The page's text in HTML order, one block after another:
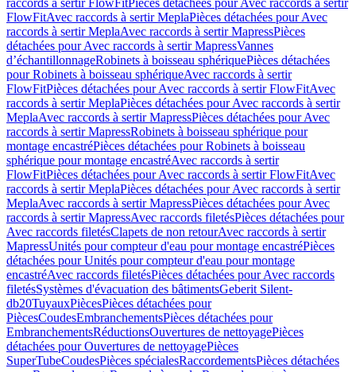
raccords à sertir FlowFitPièces détachées pour Avec raccords à sertir
FlowFitAvec raccords à sertir MeplaPièces détachées pour Avec
raccords à sertir MeplaAvec raccords à sertir MapressPièces
détachées pour Avec raccords à sertir MapressVannes
d’échantillonnageRobinets à boisseau sphériquePièces détachées
pour Robinets à boisseau sphériqueAvec raccords à sertir
FlowFitPièces détachées pour Avec raccords à sertir FlowFitAvec
raccords à sertir MeplaPièces détachées pour Avec raccords à sertir
MeplaAvec raccords à sertir MapressPièces détachées pour Avec
raccords à sertir MapressRobinets à boisseau sphérique pour
montage encastréPièces détachées pour Robinets à boisseau
sphérique pour montage encastréAvec raccords à sertir
FlowFitPièces détachées pour Avec raccords à sertir FlowFitAvec
raccords à sertir MeplaPièces détachées pour Avec raccords à sertir
MeplaAvec raccords à sertir MapressPièces détachées pour Avec
raccords à sertir MapressAvec raccords filetésPièces détachées pour
Avec raccords filetésClapets de non retourAvec raccords à sertir
MapressUnités pour compteur d'eau pour montage encastréPièces
détachées pour Unités pour compteur d'eau pour montage
encastréAvec raccords filetésPièces détachées pour Avec raccords
filetésSystèmes d'évacuation des bâtimentsGeberit Silent-
db20TuyauxPiècesPièces détachées pour
PiècesCoudesEmbranchementsPièces détachées pour
EmbranchementsRéductionsOuvertures de nettoyagePièces
détachées pour Ouvertures de nettoyagePièces
SuperTubeCoudesPièces spécialesRaccordementsPièces détachées